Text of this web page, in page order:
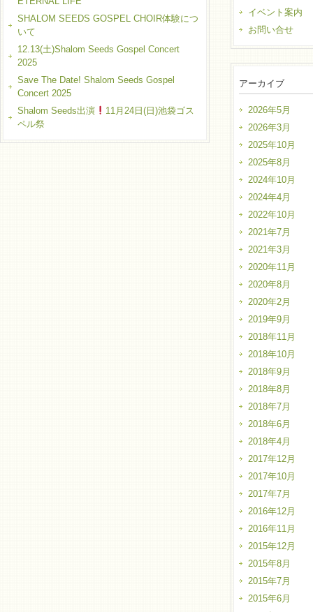
SHALOM SEEDS GOSPEL CHOIR体験につ
いて
12.13(土)Shalom Seeds Gospel Concert
2025
Save The Date! Shalom Seeds Gospel
Concert 2025
Shalom Seeds出演
11月24日(日)池袋ゴス
ペル祭
イベント案内
お問い合せ
アーカイブ
2026年5月
2026年3月
2025年10月
2025年8月
2024年10月
2024年4月
2022年10月
2021年7月
2021年3月
2020年11月
2020年8月
2020年2月
2019年9月
2018年11月
2018年10月
2018年9月
2018年8月
2018年7月
2018年6月
2018年4月
2017年12月
2017年10月
2017年7月
2016年12月
2016年11月
2015年12月
2015年8月
2015年7月
2015年6月